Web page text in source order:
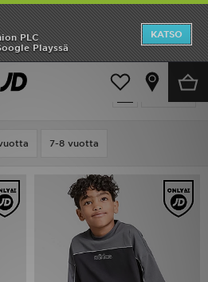
PLC
Playssä
KATSO
(3-7-vuotiaat) Topit
Suodata
7-8 vuotta